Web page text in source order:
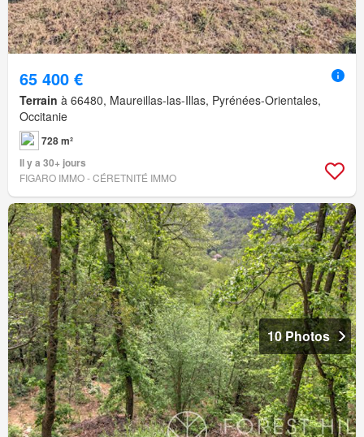
65 400 €
Terrain à 66480, Maureillas-las-Illas, Pyrénées-Orientales,
Occitanie
728 m²
Il y a 30+ jours
FIGARO IMMO - CÉRETNITÉ IMMO
10 Photos